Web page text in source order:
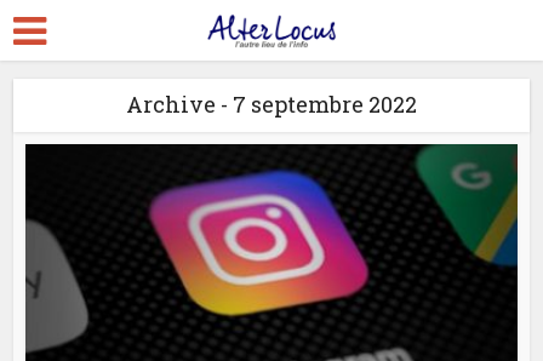
Archive - 7 septembre 2022